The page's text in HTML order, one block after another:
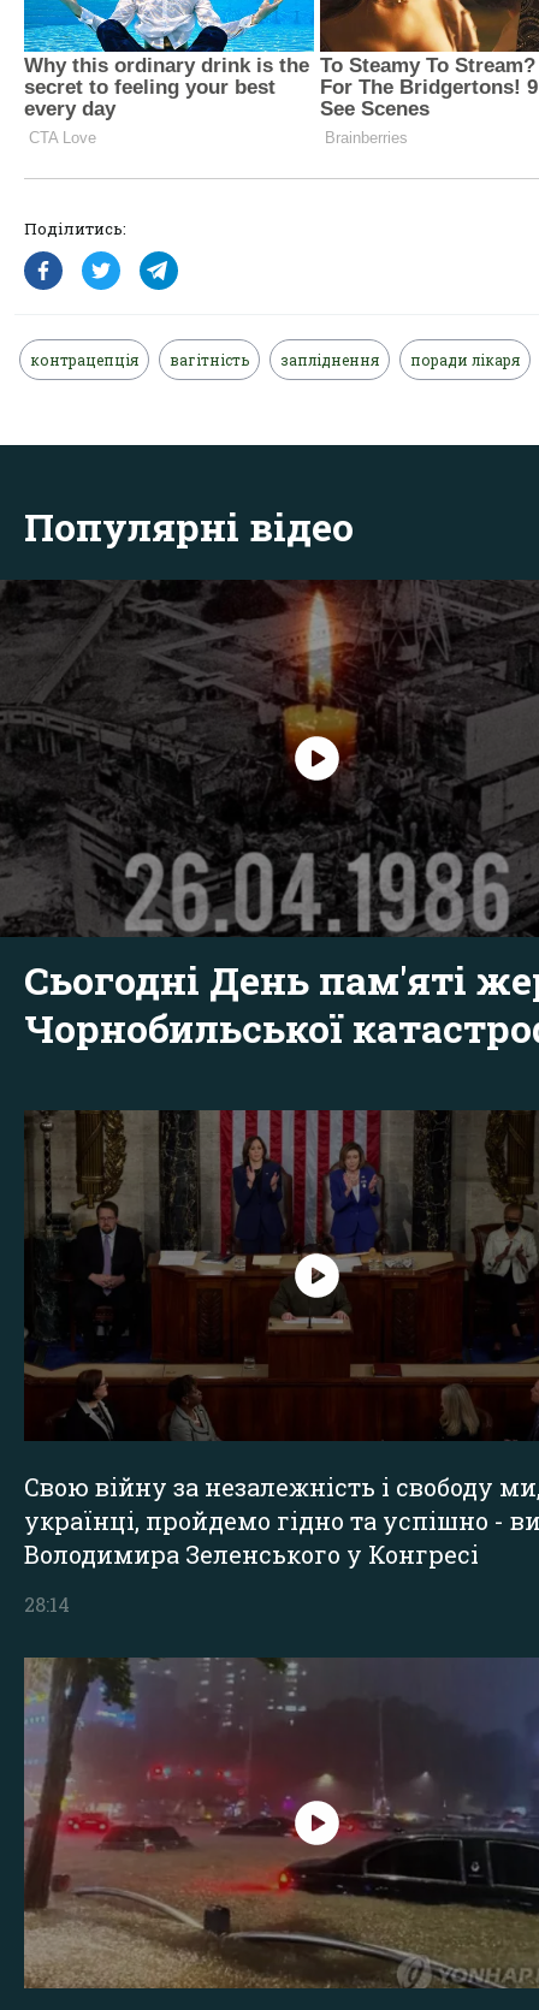
Поділитись:
контрацепція вагітність запліднення поради лікаря
Популярні відео
Сьогодні День пам'яті
Чорнобильської
Свою війну за незалежність і свободу
українці, пройдемо гідно та успішно -
Володимира Зеленського у Конгресі
28:14